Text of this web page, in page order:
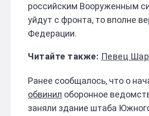
российским Вооруженным
уйдут с фронта, то вполне
Федерации.
Певец
Ранее сообщалось, что о
обвинил оборонное
заняли здание штаба